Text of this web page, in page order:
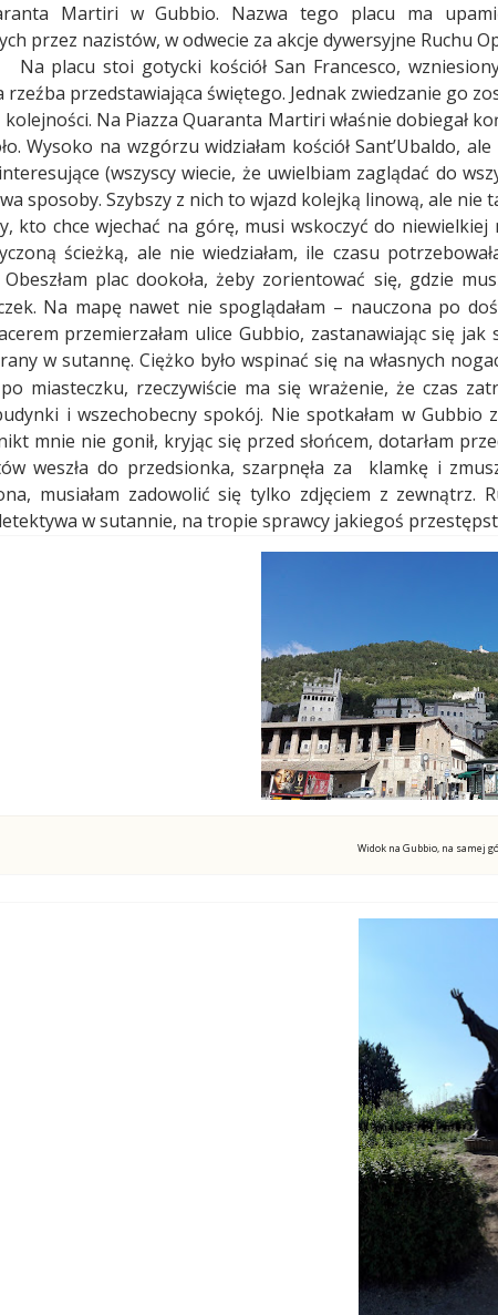
Martiri w Gubbio. Nazwa tego placu ma
przez nazistów, w odwecie za akcje dywersyjne Ruchu
Na placu stoi gotycki kościół San Francesco,
rzeźba przedstawiająca świętego. Jednak zwiedzanie go
Na Piazza Quaranta Martiri właśnie dobiegał
Wysoko na wzgórzu widziałam kościół Sant’Ubaldo, ale
(wszyscy wiecie, że uwielbiam zaglądać do
sposoby. Szybszy z nich to wjazd kolejką linową, ale nie
kto chce wjechać na górę, musi wskoczyć do
ścieżką, ale nie wiedziałam, ile czasu
Obeszłam plac dookoła, żeby zorientować się, gdzie
Na mapę nawet nie spoglądałam – nauczona po
przemierzałam ulice Gubbio, zastanawiając się
w sutannę. Ciężko było wspinać się na własnych
miasteczku, rzeczywiście ma się wrażenie, że czas
i wszechobecny spokój. Nie spotkałam w
mnie nie gonił, kryjąc się przed słońcem, dotarłam
weszła do przedsionka, szarpnęła za
klamkę i
musiałam zadowolić się tylko zdjęciem z zewnątrz.
w sutannie, na tropie sprawcy jakiegoś
Widok na Gubbio, na samej